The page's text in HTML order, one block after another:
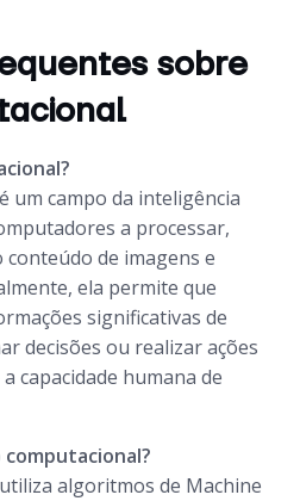
sobre
um campo da inteligência
a processar,
de imagens e
ela permite que
significativas de
decisões ou realizar ações
capacidade humana de
computacional?
algoritmos de Machine